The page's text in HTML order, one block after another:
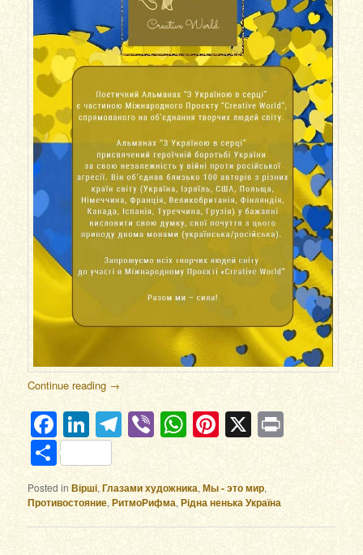
Continue reading →
Facebook
LinkedIn
Telegram
ViberWhatsApp
Pinterest
X
Отправить
Posted in Вірші,Глазами художника,Мы - это мир,
Противостояние,РитмоРифма,Рідна ненька Україна